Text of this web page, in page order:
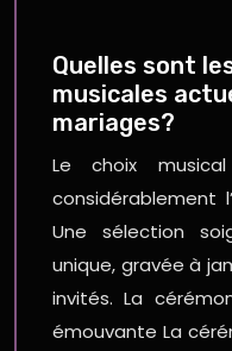
Quelles sont
musicales
mariages?
Le choix
considérablement
Une sélection
unique, gravée à
invités. La
émouvante La